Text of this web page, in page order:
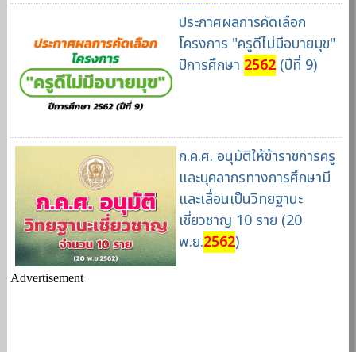
ประกาศผลการคัดเลือก
โครงการ "ครูดีไม่มีอบายมุข"
ปีการศึกษา 2562(ปีที่ 9)
ก.ค.ศ. อนุมัติให้ข้าราชการครู
และบุคลากรทางการศึกษามี
และเลื่อนเป็นวิทยฐานะ
เชี่ยวชาญ 10 ราย (20
พ.ย.2562)
Advertisement